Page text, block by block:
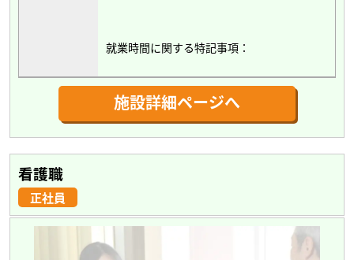
就業時間に関する特記事項：
施設詳細ページへ
看護職
正社員